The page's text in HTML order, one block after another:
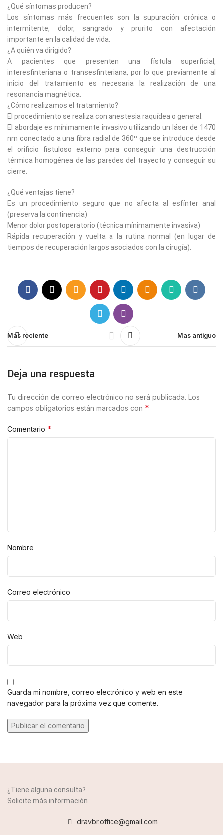
¿Qué síntomas producen?
Los síntomas más frecuentes son la supuración crónica o
intermitente, dolor, sangrado y prurito con afectación
importante en la calidad de vida.
¿A quién va dirigido?
A pacientes que presenten una fístula superficial,
interesfinteriana o transesfinteriana, por lo que previamente al
inicio del tratamiento es necesaria la realización de una
resonancia magnética.
¿Cómo realizamos el tratamiento?
El procedimiento se realiza con anestesia raquídea o general.
El abordaje es mínimamente invasivo utilizando un láser de 1470
nm conectado a una fibra radial de 360º que se introduce desde
el orificio fistuloso externo para conseguir una destrucción
térmica homogénea de las paredes del trayecto y conseguir su
cierre.
¿Qué ventajas tiene?
Es un procedimiento seguro que no afecta al esfínter anal
(preserva la continencia)
Menor dolor postoperatorio (técnica mínimamente invasiva)
Rápida recuperación y vuelta a la rutina normal (en lugar de
tiempos de recuperación largos asociados con la cirugía).
Mas reciente Mas antiguo
Deja una respuesta
Tu dirección de correo electrónico no será publicada. Los
campos obligatorios están marcados con *
Comentario *
Nombre
Correo electrónico
Web
Guarda mi nombre, correo electrónico y web en este
navegador para la próxima vez que comente.
¿Tiene alguna consulta?
Solicite más información
dravbr.office@gmail.com